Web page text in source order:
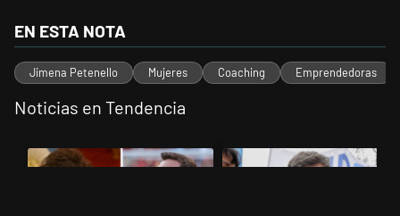
EN ESTA NOTA
Jimena Petenello Mujeres Coaching Emprendedoras
Noticias en Tendencia
Un artículo de tendencia con el título "Milei despidió a Jorge Messi
Un artículo de tendencia con el